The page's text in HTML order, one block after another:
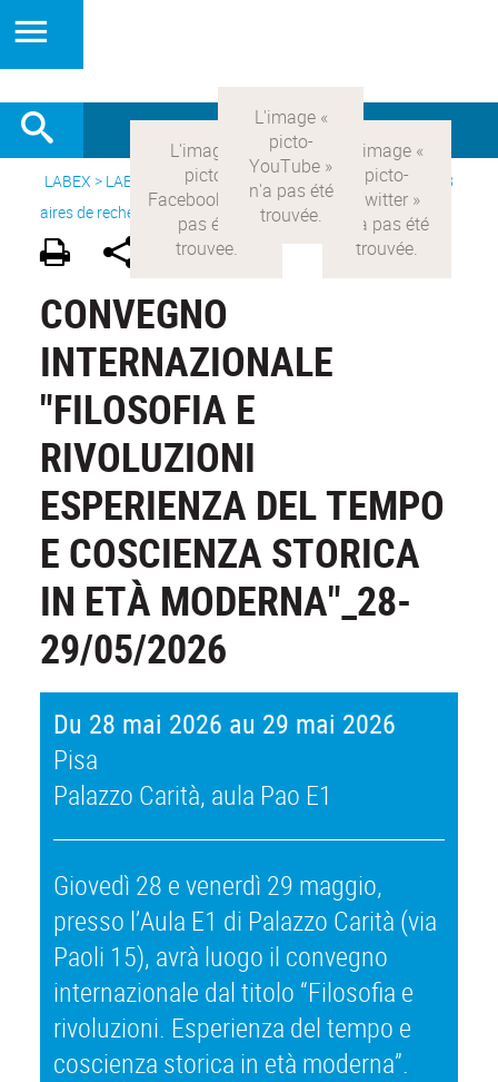
LABEX > LABEX COMOD> Version française > Recherche >
8
aires de recherche> Modernités italiennes
CONVEGNO
INTERNAZIONALE
"FILOSOFIA E
RIVOLUZIONI
ESPERIENZA DEL TEMPO
E COSCIENZA STORICA
IN ETÀ MODERNA"_28-
29/05/2026
Du 28 mai 2026 au 29 mai 2026
Pisa
Palazzo Carità, aula Pao E1
Giovedì 28 e venerdì 29 maggio,
presso l’Aula E1 di Palazzo Carità (via
Paoli 15), avrà luogo il convegno
internazionale dal titolo “Filosofia e
rivoluzioni. Esperienza del tempo e
coscienza storica in età moderna”.